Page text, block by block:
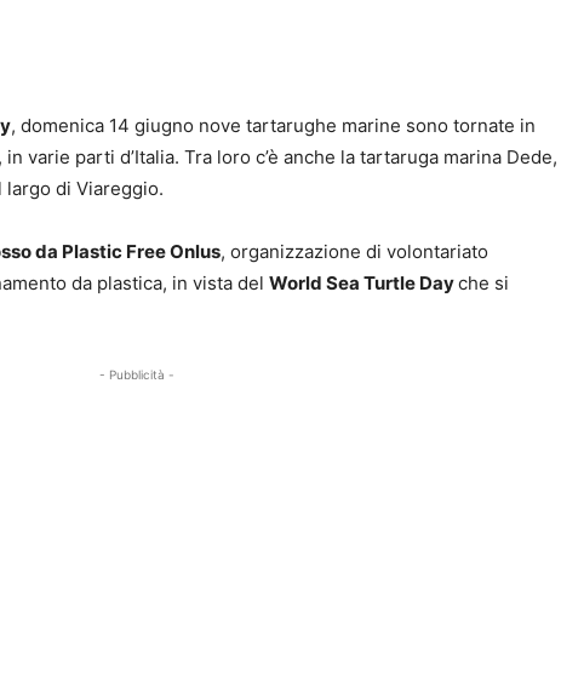
, domenica 14 giugno nove tartarughe marine sono tornate in
varie parti d’Italia. Tra loro c’è anche la tartaruga marina Dede,
largo di Viareggio.
da Plastic Free Onlus, organizzazione di volontariato
da plastica, in vista del World Sea Turtle Dayche si
- Pubblicità -